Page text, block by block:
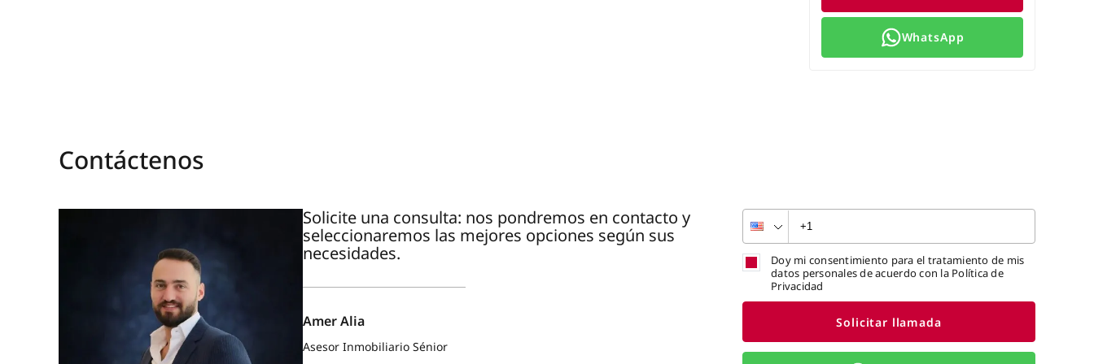
WhatsApp
Contáctenos
Solicite una consulta: nos pondremos en contacto y
seleccionaremos las mejores opciones según sus
necesidades.
Amer Alia
Asesor Inmobiliario Sénior
Doy mi consentimiento para el tratamiento de mis
datos personales de acuerdo con la Política de
Privacidad
Solicitar llamada